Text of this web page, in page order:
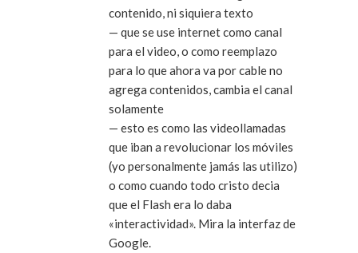
contenido, ni siquiera texto
— que se use internet como canal
para el video, o como reemplazo
para lo que ahora va por cable no
agrega contenidos, cambia el canal
solamente
— esto es como las videollamadas
que iban a revolucionar los móviles
(yo personalmente jamás las utilizo)
o como cuando todo cristo decia
que el Flash era lo daba
«interactividad». Mira la interfaz de
Google.